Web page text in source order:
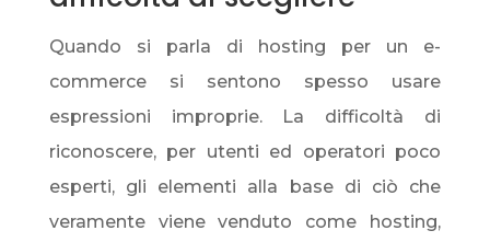
Quando si parla di hosting per un e-
commerce si sentono spesso usare
espressioni improprie. La difficoltà di
riconoscere, per utenti ed operatori poco
esperti, gli elementi alla base di ciò che
veramente viene venduto come hosting,